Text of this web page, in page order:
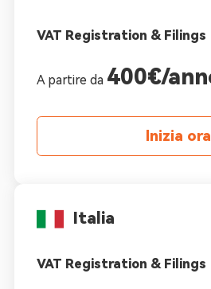
VAT Registration & Filings
A partire da 400€/
Inizia ora
Italia
VAT Registration & Filings